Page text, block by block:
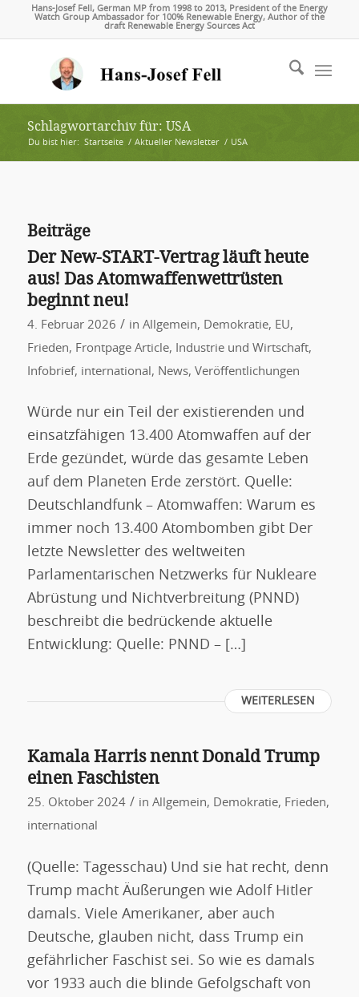
Hans-Josef Fell, German MP from 1998 to 2013, President of the Energy
Watch Group Ambassador for 100% Renewable Energy, Author of the
draft Renewable Energy Sources Act
Schlagwortarchiv für: USA
Du bist hier: Startseite / Aktueller Newsletter / USA
Beiträge
Der New-START-Vertrag läuft heute
aus! Das Atomwaffenwettrüsten
beginnt neu!
4. Februar 2026 / in Allgemein, Demokratie, EU,
Frieden, Frontpage Article, Industrie und Wirtschaft,
Infobrief, international , News, Veröffentlichungen
Würde nur ein Teil der existierenden und
einsatzfähigen 13.400 Atomwaffen auf der
Erde gezündet, würde das gesamte Leben
auf dem Planeten Erde zerstört. Quelle:
Deutschlandfunk – Atomwaffen: Warum es
immer noch 13.400 Atombomben gibt Der
letzte Newsletter des weltweiten
Parlamentarischen Netzwerks für Nukleare
Abrüstung und Nichtverbreitung (PNND)
beschreibt die bedrückende aktuelle
Entwicklung: Quelle: PNND – […]
WEITERLESEN
Kamala Harris nennt Donald Trump
einen Faschisten
25. Oktober 2024 / in Allgemein, Demokratie, Frieden,
international
(Quelle: Tagesschau) Und sie hat recht, denn
Trump macht Äußerungen wie Adolf Hitler
damals. Viele Amerikaner, aber auch
Deutsche, glauben nicht, dass Trump ein
gefährlicher Faschist sei. So wie es damals
vor 1933 auch die blinde Gefolgschaft von